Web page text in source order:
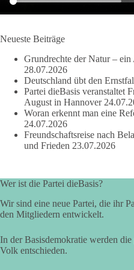
#dieBasis #Wasserverbot
219 7 55
DieBasis
2 Tage(n) zuvor
Wusstest du, dass Kooperation
als eine feste Koalition?
Regierungsverantwortung, feste
dauerhafte Bindungen.
dagegen: Ein Vorschlag wird
🟩🟩🟦🟦🟥🟥🟧🟧
Neueste Beiträge
Grundrechte der Natur –
28.07.2026
Deutschland übt den
Partei dieBasis veranstaltet
August in Hannover
Woran erkennt man eine
24.07.2026
Freundschaftsreise nach
und Frieden 23.07.2026
Wer ist die Partei dieBasis?
Wir sind eine neue Partei, die ihr
den Mitgliedern entwickelt.
In der Basisdemokratie werden
Volk entschieden.